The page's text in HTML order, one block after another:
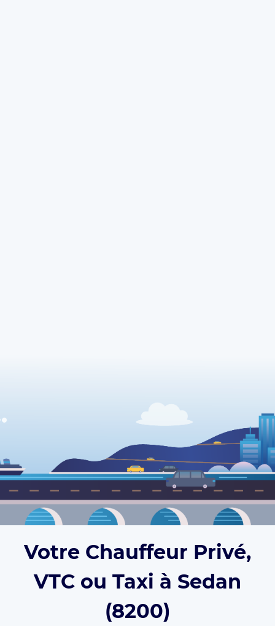
Votre Chauffeur Privé,
VTC ou Taxi à Sedan
(8200)